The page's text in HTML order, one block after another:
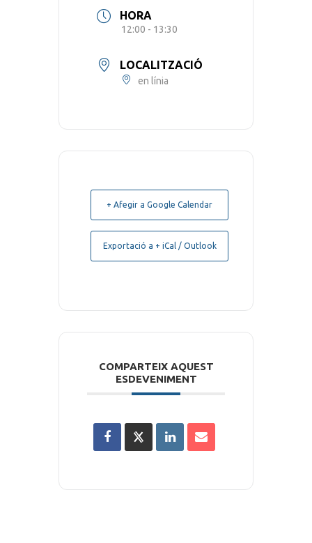
HORA
12:00 - 13:30
LOCALITZACIÓ
en línia
+ Afegir a Google Calendar
Exportació a + iCal / Outlook
COMPARTEIX AQUEST
ESDEVENIMENT